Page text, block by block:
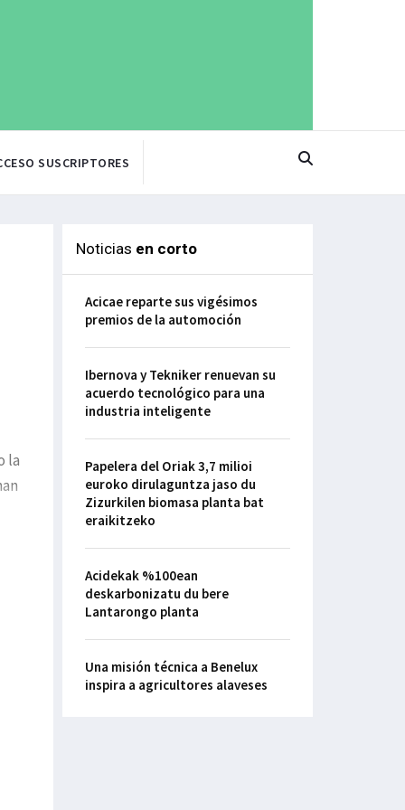
SUSCRIPTORES
la
Noticias en corto
Acicae reparte sus vigésimos
premios de la automoción
Ibernova y Tekniker renuevan su
acuerdo tecnológico para una
industria inteligente
Papelera del Oriak 3,7 milioi
euroko dirulaguntza jaso du
Zizurkilen biomasa planta bat
eraikitzeko
Acidekak %100ean
deskarbonizatu du bere
Lantarongo planta
Una misión técnica a Benelux
inspira a agricultores alaveses